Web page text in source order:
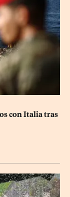
con Italia tras